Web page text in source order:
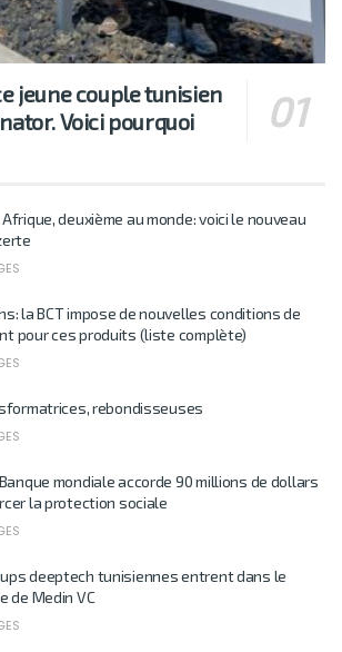
jeune couple tunisien
Voici pourquoi
deuxième au monde: voici le nouveau
la BCT impose de nouvelles conditions de
pour ces produits (liste complète)
rebondisseuses
mondiale accorde 90 millions de dollars
la protection sociale
deeptech tunisiennes entrent dans le
de Medin VC